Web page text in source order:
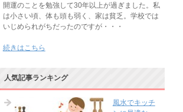
開運のことを勉強して30年以上が過ぎました。私
は小さい頃、体も頭も弱く、家は貧乏。学校では
いじめられがちだったのですが・・・
続きはこちら
人気記事ランキング
風水でキッチ